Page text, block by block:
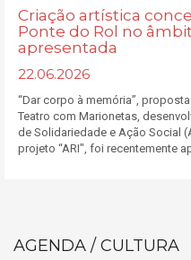
Criação artística
Ponte do Rol no
apresentada
22.06.2026
“Dar corpo à memória”,
Teatro com Marionetas,
de Solidariedade e Ação Social
projeto “ARI", foi recentemente
AGENDA / CULTURA